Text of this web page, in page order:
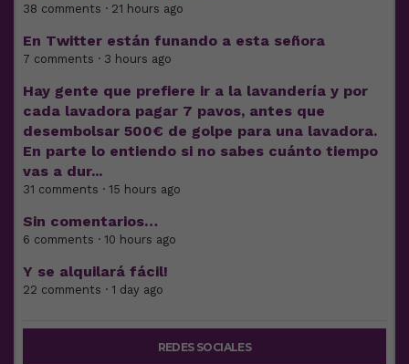
38 comments · 21 hours ago
En Twitter están funando a esta señora
7 comments · 3 hours ago
Hay gente que prefiere ir a la lavandería y por
cada lavadora pagar 7 pavos, antes que
desembolsar 500€ de golpe para una lavadora.
En parte lo entiendo si no sabes cuánto tiempo
vas a dur...
31 comments · 15 hours ago
Sin comentarios…
6 comments · 10 hours ago
Y se alquilará fácil!
22 comments · 1 day ago
REDES SOCIALES